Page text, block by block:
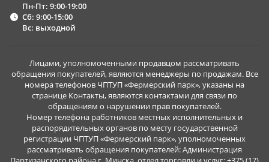
Пн-Пт: 9:00-19:00
Сб: 9:00-15:00
Вс: выходной
Лицами, уполномоченными продавцом рассматривать
обращения покупателей, являются менеджеры по продажам. Все
номера телефонов ЧПТУП «Фермерский парк», указаны на
странице Контакты, являются контактами для связи по
обращениям о нарушении прав покупателей.
Номер телефона работников местных исполнительных и
распорядительных органов по месту государственной
регистрации ЧПТУП «Фермерский парк», уполномоченных
рассматривать обращения покупателей: Администрация